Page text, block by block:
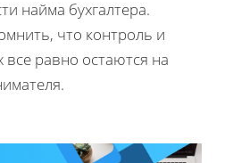
найма бухгалтера.
что контроль и
равно остаются на